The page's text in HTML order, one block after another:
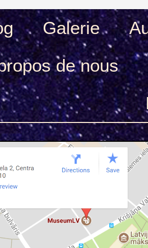
Galerie
de nous